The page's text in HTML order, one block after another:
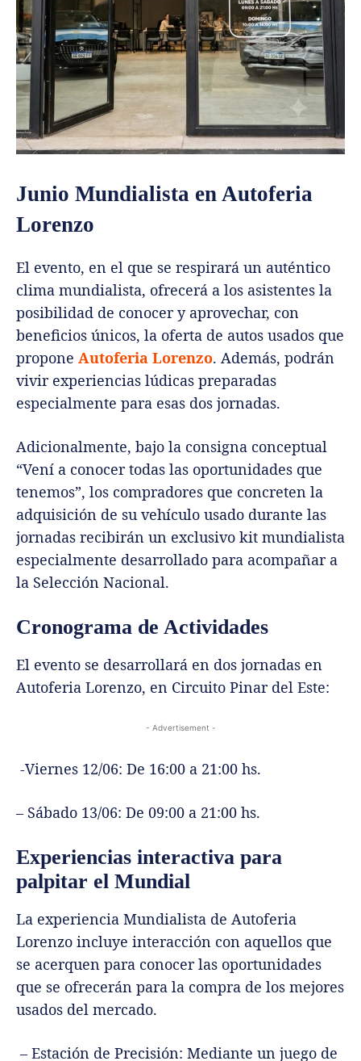
Junio Mundialista en Autoferia
Lorenzo
El evento, en el que se respirará un auténtico
clima mundialista, ofrecerá a los asistentes la
posibilidad de conocer y aprovechar, con
beneficios únicos, la oferta de autos usados que
propone Autoferia Lorenzo. Además, podrán
vivir experiencias lúdicas preparadas
especialmente para esas dos jornadas.
Adicionalmente, bajo la consigna conceptual
“Vení a conocer todas las oportunidades que
tenemos”, los compradores que concreten la
adquisición de su vehículo usado durante las
jornadas recibirán un exclusivo kit mundialista
especialmente desarrollado para acompañar a
la Selección Nacional.
Cronograma de Actividades
El evento se desarrollará en dos jornadas en
Autoferia Lorenzo, en Circuito Pinar del Este:
- Advertisement -
-Viernes 12/06: De 16:00 a 21:00 hs.
– Sábado 13/06: De 09:00 a 21:00 hs.
Experiencias interactiva para
palpitar el Mundial
La experiencia Mundialista de Autoferia
Lorenzo incluye interacción con aquellos que
se acerquen para conocer las oportunidades
que se ofrecerán para la compra de los mejores
usados del mercado.
– Estación de Precisión: Mediante un juego de